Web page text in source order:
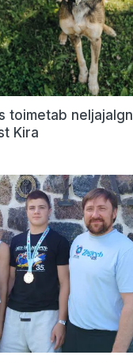
toimetab
Kira